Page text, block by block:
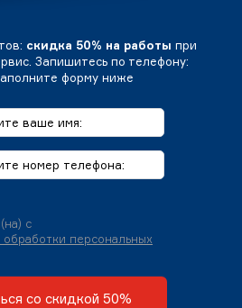
скидка 50% на работы при
Запишитесь по телефону:
форму ниже
с
персональных
со скидкой 50%